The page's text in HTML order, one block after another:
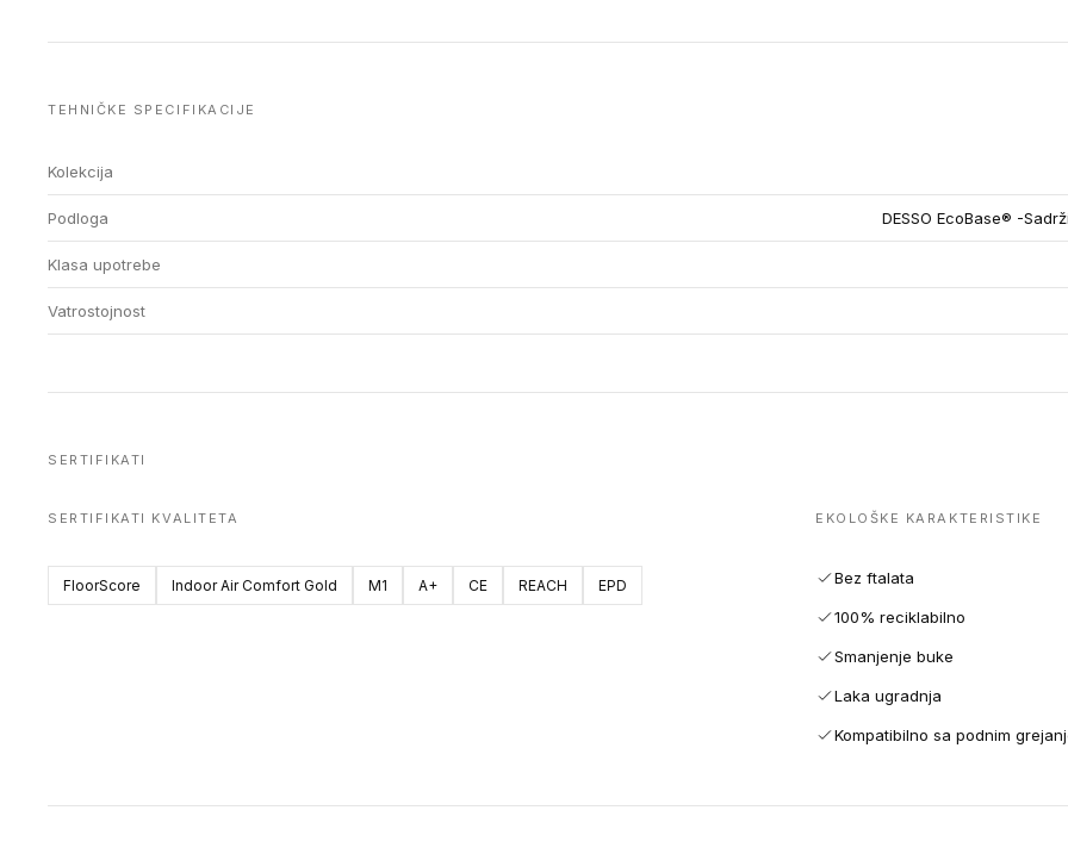
TEHNIČKE SPECIFIKACIJE
Kolekcija
Podloga DESSO EcoBase® -
Klasa upotrebe
Vatrostojnost
SERTIFIKATI
SERTIFIKATI KVALITETA
FloorScore Indoor Air Comfort Gold M1 A+ CE REACH EPD
EKOLOŠKE KARAKTERISTIKE
Bez ftalata
100% reciklabilno
Smanjenje buke
Laka ugradnja
Kompatibilno sa podnim